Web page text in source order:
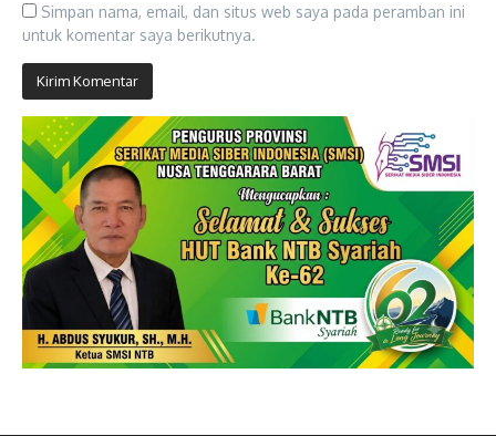
Simpan nama, email, dan situs web saya pada peramban ini
untuk komentar saya berikutnya.